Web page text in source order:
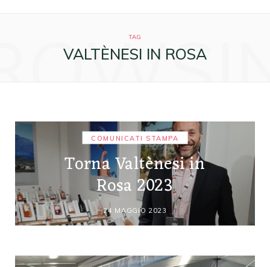
TAG
VALTÈNESI IN ROSA
COMUNICATI STAMPA
Torna Valtènesi in
Rosa 2023
24 MAGGIO 2023